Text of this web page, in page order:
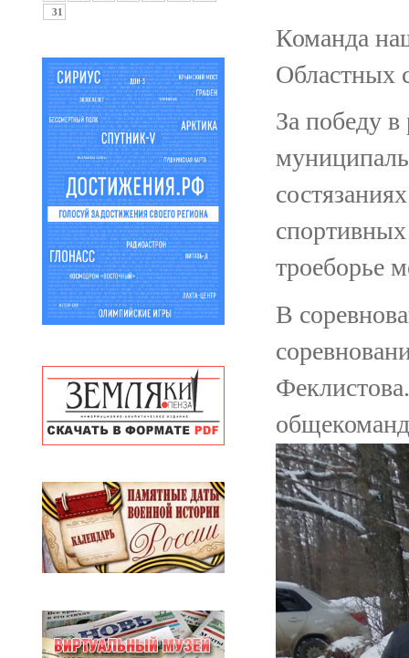
31
Команда
Областных
За победу
троеборье
В